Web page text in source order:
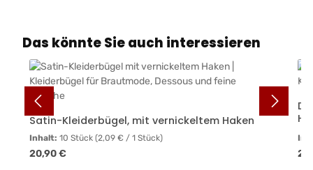
Produktgalerie überspringen
Das könnte Sie auch interessieren
Satin-Kleiderbügel, mit vernickeltem Haken
Inhalt:10 Stück(2,09 € / 1 Stück)
Regulärer Preis:
20,90 €